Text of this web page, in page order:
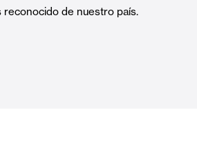
de nuestro país.